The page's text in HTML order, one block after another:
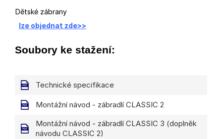
Dětské zábrany
lze objednat zde>>
Soubory ke stažení:
Technické specifikace
Montážní návod - zábradlí CLASSIC 2
Montážní návod - zábradlí CLASSIC 3 (doplněk
návodu CLASSIC 2)